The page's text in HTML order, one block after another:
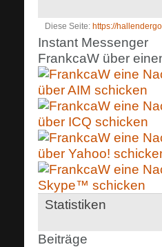
Diese Seite https://
Instant Messenger
FrankcaW über
Statistiken
Beiträge